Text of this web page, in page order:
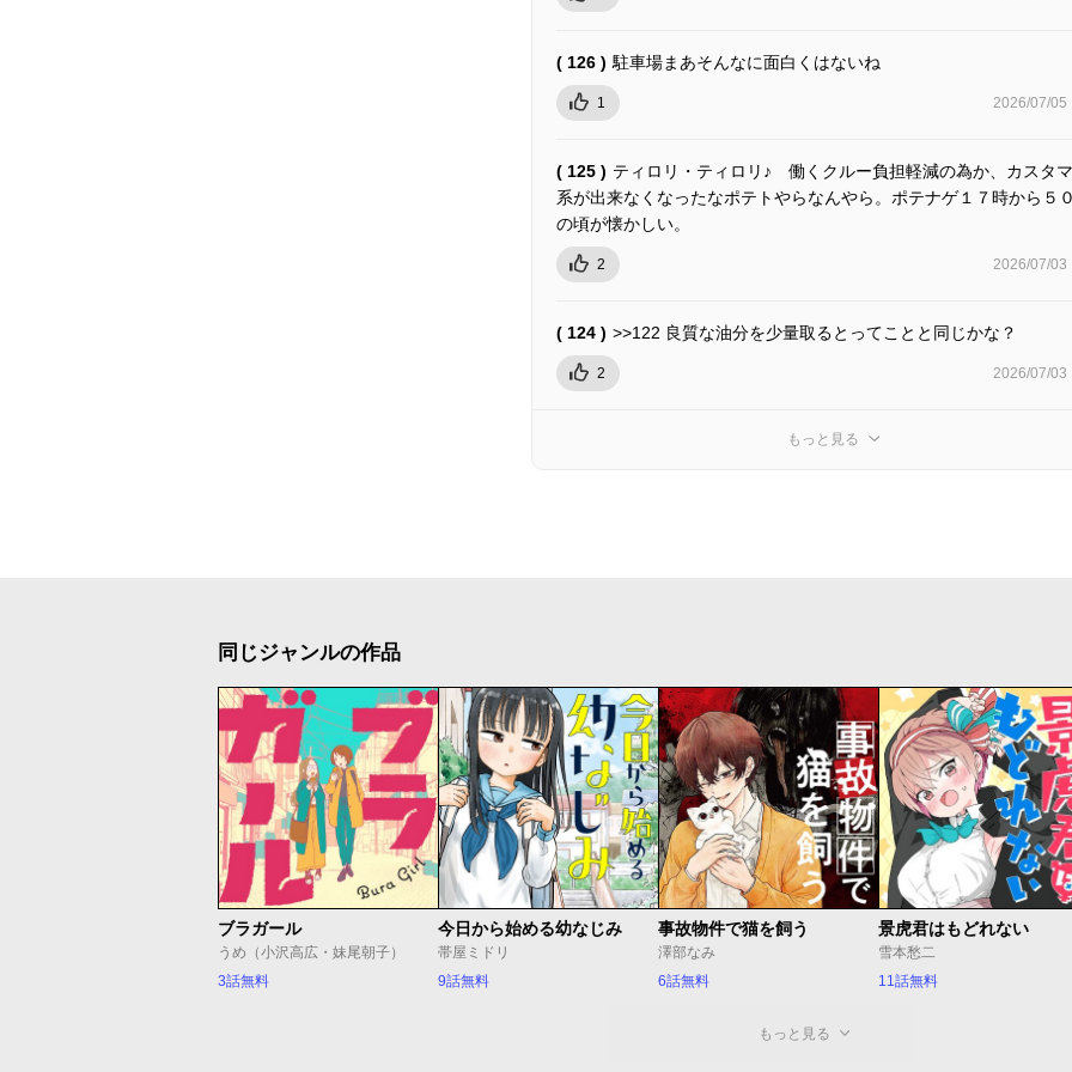
( 126 ) 駐車場まあそんなに面白くはないね
1 2026/07/05
( 125 ) ティロリ・ティロリ♪ 働くクルー負担軽減の為か、カスタ
系が出来なくなったなポテトやらなんやら。ポテナゲ１７時から５
の頃が懐かしい。
2 2026/07/03
( 124 ) >>122 良質な油分を少量取るとってことと同じかな？
2 2026/07/03
もっと見る
同じジャンルの作品
ブラガール
うめ（小沢高広・妹尾朝子）
3話無料
今日から始める幼なじみ
帯屋ミドリ
9話無料
事故物件で猫を飼う
澤部なみ
6話無料
景虎君はもどれない
雪本愁二
11話無料
もっと見る